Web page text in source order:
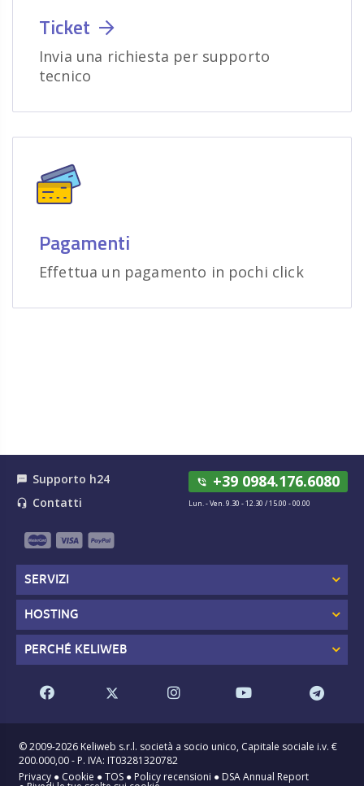
Ticket
Invia una richiesta per supporto
tecnico
Pagamenti
Effettua un pagamento in pochi click
textsms Supporto h24
headset_mic Contatti
phone_in_talk +39 0984.176.6080
Lun. - Ven. 9.30 - 12.30 / 15.00 - 00.00
SERVIZI
HOSTING
PERCHÉ KELIWEB
© 2009-2026 Keliweb s.r.l. società a socio unico, Capitale sociale i.v. €
200.000,00 - P. IVA: IT03281320782
Privacy ● Cookie ●TOS ● Policy recensioni ● DSA Annual Report